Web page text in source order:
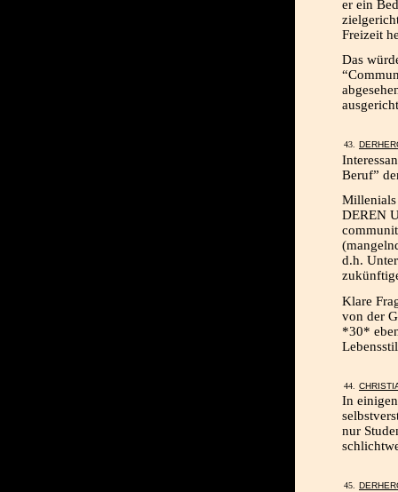
er ein
Freizeit
Das
Beruf”
Millenials
DEREN
d.h.
Klare
von der
*30*
In
nur